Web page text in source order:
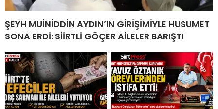
ŞEYH MUİNİDDİN AYDIN’IN GİRİŞİMİYLE HUSUMET
SONA ERDİ: SİİRTLİ GÖÇER AİLELER BARIŞTI